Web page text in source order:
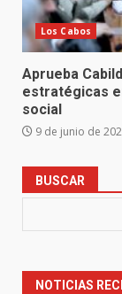
Los Cabos
Aprueba
estratégicas
social
9 de junio de
BUSCAR
NOTICIAS